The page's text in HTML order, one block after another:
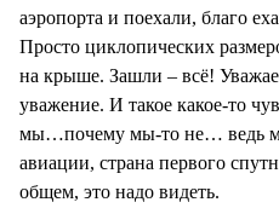
аэропорта и поехали, благо
Просто циклопических
на крыше. Зашли – всё!
уважение. И такое какое-то
мы…почему мы-то не… ведь
авиации, страна первого
общем, это надо видеть.